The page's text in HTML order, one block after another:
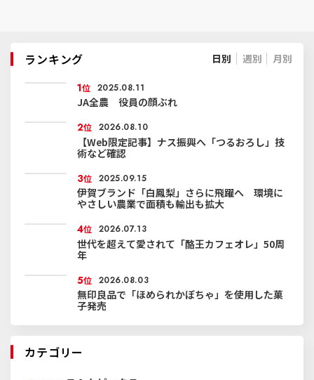
ランキング 日別 週別 月別
1位 2025.08.11
JA全農 役員の顔ぶれ
2位 2026.08.10
【Web限定記事】ナス振興へ「つるおろし」技
術など確認
3位 2025.09.15
伊賀ブランド「白鳳梨」さらに飛躍へ 環境に
やさしい農業で面積も輸出も拡大
4位 2026.07.13
世代を超えて愛されて「酪王カフェオレ」50周
年
5位 2026.08.03
無印良品で「ほめられかぼちゃ」を使用した菓
子発売
カテゴリー